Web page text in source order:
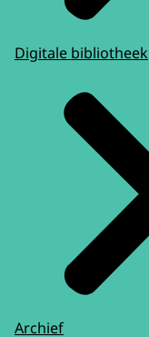
Digitale bibliotheek
Archief